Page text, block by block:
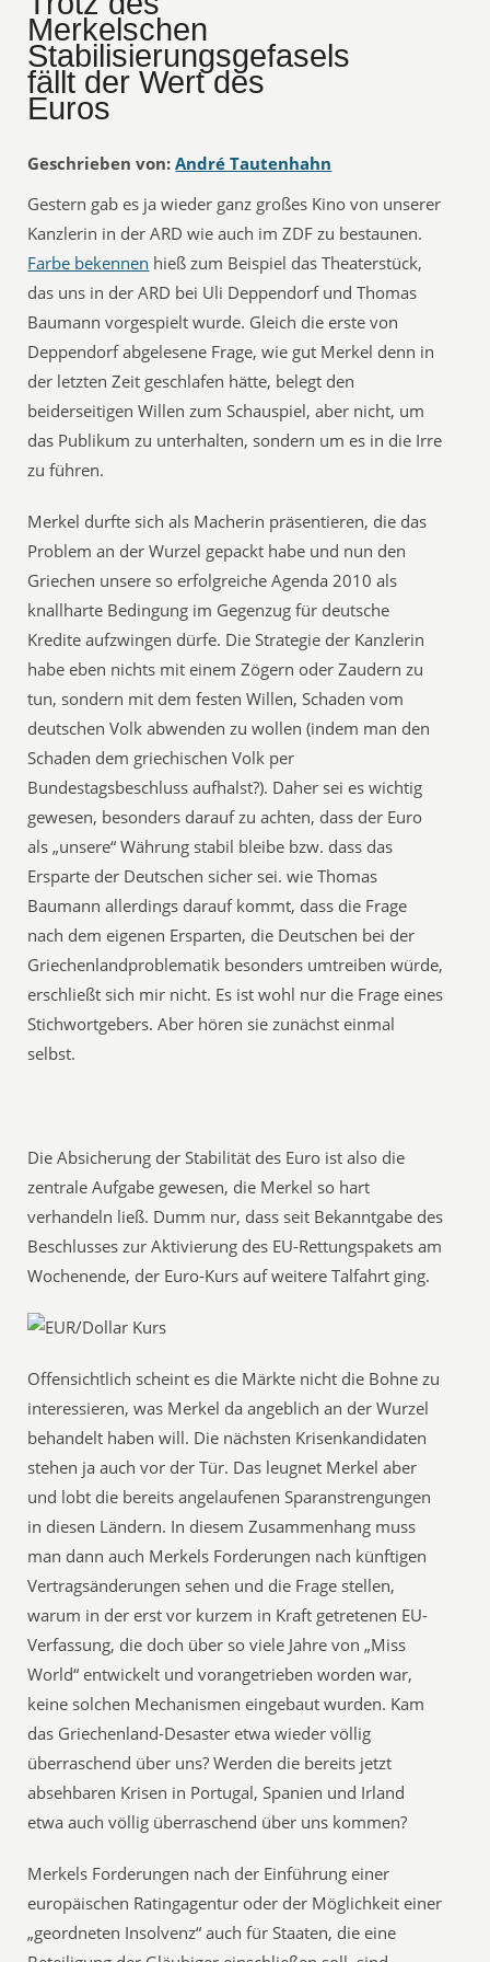
Merkelschen
Stabilisierungsgefasels
fällt der Wert des
Euros
Geschrieben von: André Tautenhahn
Gestern gab es ja wieder ganz großes Kino von unserer
Kanzlerin in der ARD wie auch im ZDF zu bestaunen.
Farbe bekennen hieß zum Beispiel das Theaterstück,
das uns in der ARD bei Uli Deppendorf und Thomas
Baumann vorgespielt wurde. Gleich die erste von
Deppendorf abgelesene Frage, wie gut Merkel denn in
der letzten Zeit geschlafen hätte, belegt den
beiderseitigen Willen zum Schauspiel, aber nicht, um
das Publikum zu unterhalten, sondern um es in die Irre
zu führen.
Merkel durfte sich als Macherin präsentieren, die das
Problem an der Wurzel gepackt habe und nun den
Griechen unsere so erfolgreiche Agenda 2010 als
knallharte Bedingung im Gegenzug für deutsche
Kredite aufzwingen dürfe. Die Strategie der Kanzlerin
habe eben nichts mit einem Zögern oder Zaudern zu
tun, sondern mit dem festen Willen, Schaden vom
deutschen Volk abwenden zu wollen (indem man den
Schaden dem griechischen Volk per
Bundestagsbeschluss aufhalst?). Daher sei es wichtig
gewesen, besonders darauf zu achten, dass der Euro
als „unsere“ Währung stabil bleibe bzw. dass das
Ersparte der Deutschen sicher sei. wie Thomas
Baumann allerdings darauf kommt, dass die Frage
nach dem eigenen Ersparten, die Deutschen bei der
Griechenlandproblematik besonders umtreiben würde,
erschließt sich mir nicht. Es ist wohl nur die Frage eines
Stichwortgebers. Aber hören sie zunächst einmal
selbst.
Die Absicherung der Stabilität des Euro ist also die
zentrale Aufgabe gewesen, die Merkel so hart
verhandeln ließ. Dumm nur, dass seit Bekanntgabe des
Beschlusses zur Aktivierung des EU-Rettungspakets am
Wochenende, der Euro-Kurs auf weitere Talfahrt ging.
Offensichtlich scheint es die Märkte nicht die Bohne zu
interessieren, was Merkel da angeblich an der Wurzel
behandelt haben will. Die nächsten Krisenkandidaten
stehen ja auch vor der Tür. Das leugnet Merkel aber
und lobt die bereits angelaufenen Sparanstrengungen
in diesen Ländern. In diesem Zusammenhang muss
man dann auch Merkels Forderungen nach künftigen
Vertragsänderungen sehen und die Frage stellen,
warum in der erst vor kurzem in Kraft getretenen EU-
Verfassung, die doch über so viele Jahre von „Miss
World“ entwickelt und vorangetrieben worden war,
keine solchen Mechanismen eingebaut wurden. Kam
das Griechenland-Desaster etwa wieder völlig
überraschend über uns? Werden die bereits jetzt
absehbaren Krisen in Portugal, Spanien und Irland
etwa auch völlig überraschend über uns kommen?
Merkels Forderungen nach der Einführung einer
europäischen Ratingagentur oder der Möglichkeit einer
„geordneten Insolvenz“ auch für Staaten, die eine